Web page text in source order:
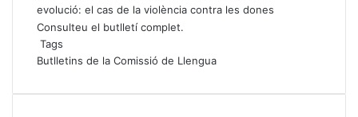
evolució: el cas de la violència contra les dones
Consulteu el butlletí complet.
Tags
Butlletins de la Comissió de Llengua